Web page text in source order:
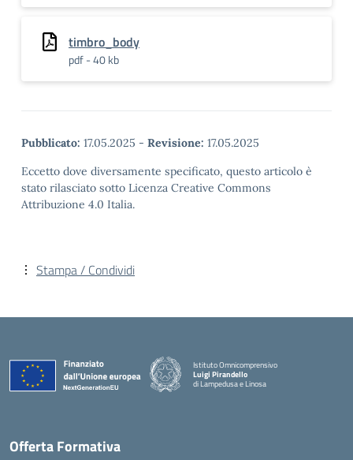
timbro_body
pdf - 40 kb
Pubblicato: 17.05.2025 - Revisione: 17.05.2025
Eccetto dove diversamente specificato, questo articolo è
stato rilasciato sotto Licenza Creative Commons
Attribuzione 4.0 Italia.
Stampa / Condividi
Istituto Omnicomprensivo
Luigi Pirandello
di Lampedusa e Linosa
Offerta Formativa